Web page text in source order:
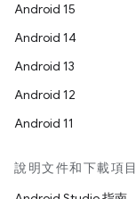
Android 15
Android 14
Android 13
Android 12
Android 11
說明文件和下載項目